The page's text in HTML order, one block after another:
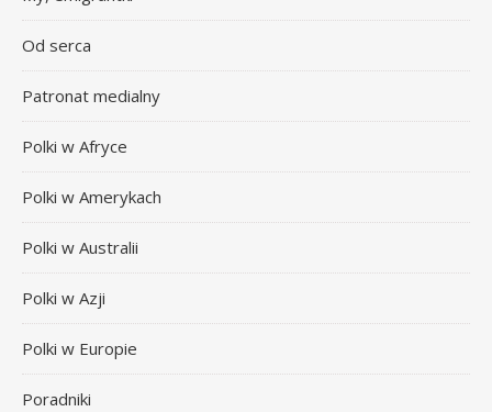
Od serca
Patronat medialny
Polki w Afryce
Polki w Amerykach
Polki w Australii
Polki w Azji
Polki w Europie
Poradniki